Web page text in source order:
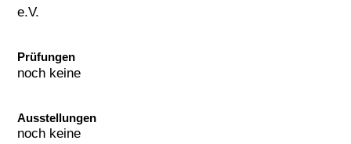
e.V.
Prüfungen
noch keine
Ausstellungen
noch keine